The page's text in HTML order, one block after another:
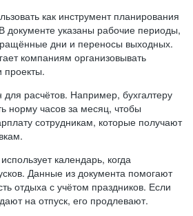
как инструмент планирования
документе указаны рабочие периоды,
дни и переносы выходных.
компаниям организовывать
проекты.
расчётов. Например, бухгалтеру
норму часов за месяц, чтобы
сотрудникам, которые получают
календарь, когда
Данные из документа помогают
отдыха с учётом праздников. Если
на отпуск, его продлевают.